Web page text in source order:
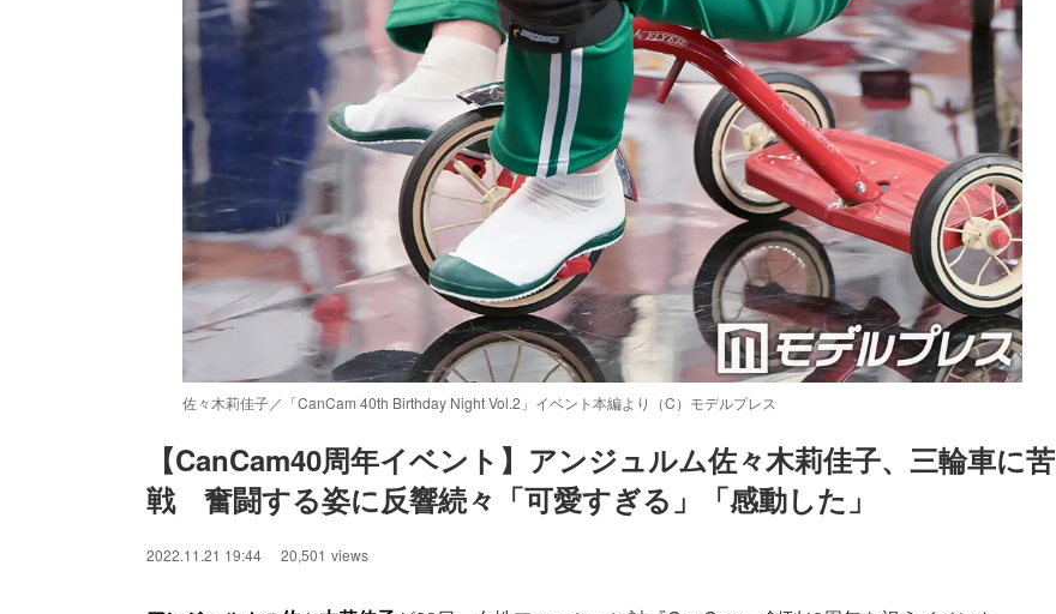
佐々木莉佳子／「CanCam 40th Birthday Night Vol.2」イベント本編より（C）モデルプレス
【CanCam40周年イベント】アンジュルム佐々木莉佳子、三輪車に苦
戦　奮闘する姿に反響続々「可愛すぎる」「感動した」
2022.11.21 19:44 20,501 views